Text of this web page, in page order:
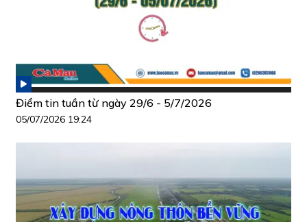
Điểm tin tuần từ ngày 29/6 - 5/7/2026
05/07/2026 19:24